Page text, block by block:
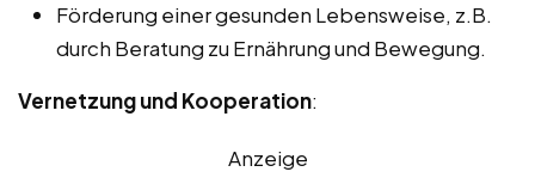
Förderung einer gesunden Lebensweise, z.B.
durch Beratung zu Ernährung und Bewegung.
Vernetzung und Kooperation:
Anzeige